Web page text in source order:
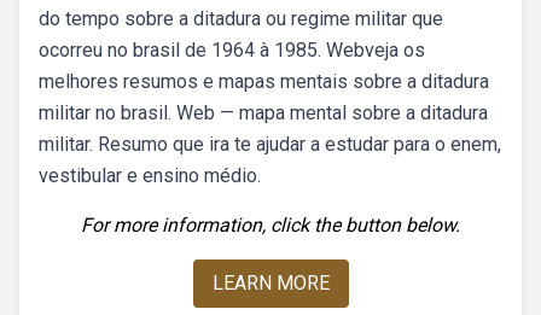
do tempo sobre a ditadura ou regime militar que
ocorreu no brasil de 1964 à 1985. Webveja os
melhores resumos e mapas mentais sobre a ditadura
militar no brasil. Web — mapa mental sobre a ditadura
militar. Resumo que ira te ajudar a estudar para o enem,
vestibular e ensino médio.
For more information, click the button below.
LEARN MORE